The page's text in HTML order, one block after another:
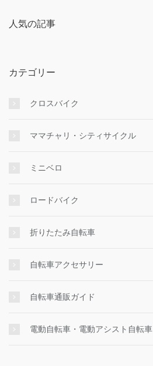
人気の記事
カテゴリー
クロスバイク
ママチャリ・シティサイクル
ミニベロ
ロードバイク
折りたたみ自転車
自転車アクセサリー
自転車通販ガイド
電動自転車・電動アシスト自転車